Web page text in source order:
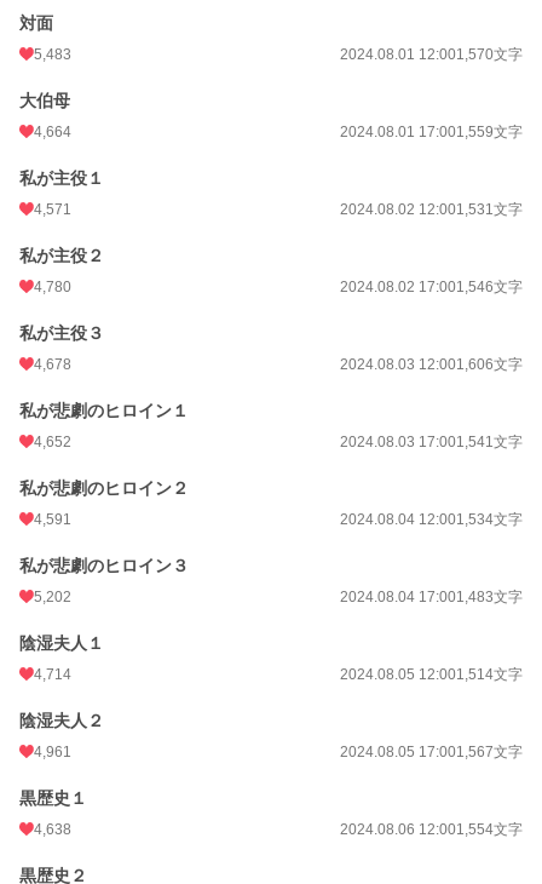
対面
5,483 2024.08.01 12:001,570文字
大伯母
4,664 2024.08.01 17:001,559文字
私が主役１
4,571 2024.08.02 12:001,531文字
私が主役２
4,780 2024.08.02 17:001,546文字
私が主役３
4,678 2024.08.03 12:001,606文字
私が悲劇のヒロイン１
4,652 2024.08.03 17:001,541文字
私が悲劇のヒロイン２
4,591 2024.08.04 12:001,534文字
私が悲劇のヒロイン３
5,202 2024.08.04 17:001,483文字
陰湿夫人１
4,714 2024.08.05 12:001,514文字
陰湿夫人２
4,961 2024.08.05 17:001,567文字
黒歴史１
4,638 2024.08.06 12:001,554文字
黒歴史２